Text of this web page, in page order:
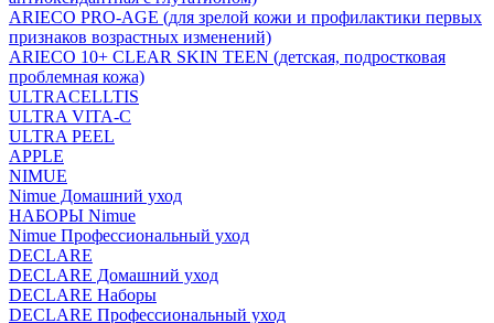
ARIECO PRO-AGE (для зрелой кожи и профилактики первых
признаков возрастных изменений)
ARIECO 10+ CLEAR SKIN TEEN (детская, подростковая
проблемная кожа)
ULTRACELLTIS
ULTRA VITA-C
ULTRA PEEL
APPLE
NIMUE
Nimue Домашний уход
НАБОРЫ Nimue
Nimue Профессиональный уход
DECLARE
DECLARE Домашний уход
DECLARE Наборы
DECLARE Профессиональный уход